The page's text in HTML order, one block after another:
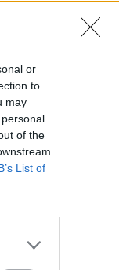
or
to
may
of the
List of